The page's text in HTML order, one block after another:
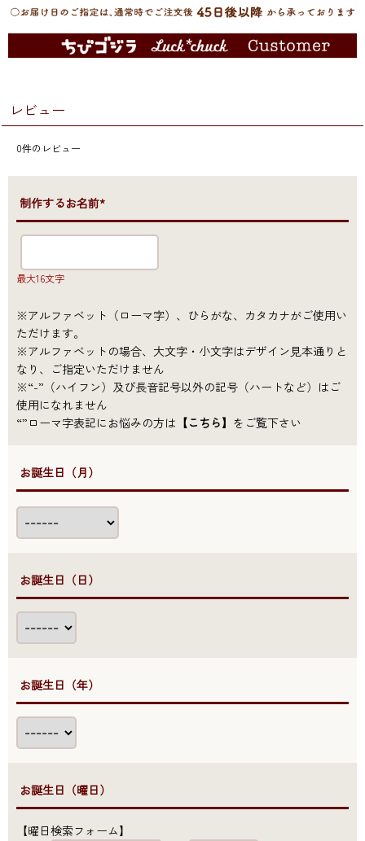
レビュー
0件のレビュー
●制作するお名前*
最大16文字
※アルファベット（ローマ字）、ひらがな、カタカナがご使用い
ただけます。
※アルファベットの場合、大文字・小文字はデザイン見本通りと
なり、ご指定いただけません
※“-”（ハイフン）及び長音記号以外の記号（ハートなど）はご
使用になれません
“”ローマ字表記にお悩みの方は 【こちら】 をご覧下さい
●お誕生日（月）
●お誕生日（日）
●お誕生日（年）
【曜日検索フォーム】
●お誕生日（曜日）